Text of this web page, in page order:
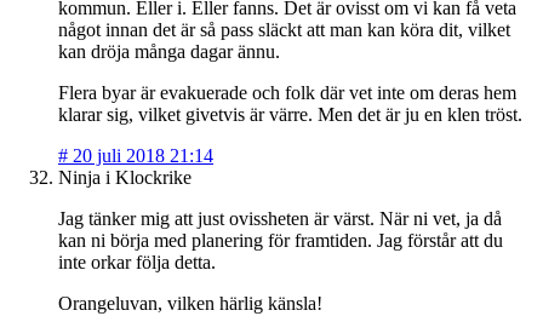
kommun. Eller i. Eller fanns. Det är ovisst om vi kan få veta
något innan det är så pass släckt att man kan köra dit, vilket
kan dröja många dagar ännu.
Flera byar är evakuerade och folk där vet inte om deras hem
klarar sig, vilket givetvis är värre. Men det är ju en klen tröst.
# 20 juli 2018 21:14
Ninja i Klockrike
Jag tänker mig att just ovissheten är värst. När ni vet, ja då
kan ni börja med planering för framtiden. Jag förstår att du
inte orkar följa detta.
Orangeluvan, vilken härlig känsla!